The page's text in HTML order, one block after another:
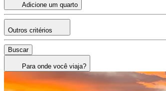
Adicione um quarto
Outros critérios
Buscar
Para onde você viaja?